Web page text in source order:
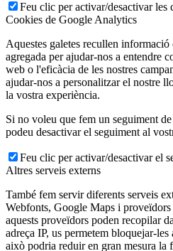
Feu clic per activar/desactivar les
Cookies de Google Analytics
Aquestes galetes recullen
agregada per ajudar-nos a entendre
web o l'eficàcia de les nostres
ajudar-nos a personalitzar el nostre
la vostra experiència.
Si no voleu que fem un seguiment
podeu desactivar el seguiment al
Feu clic per activar/desactivar el
Altres serveis externs
També fem servir diferents serveis
Webfonts, Google Maps i
aquests proveïdors poden recopilar
adreça IP, us permetem bloquejar-
això podria reduir en gran mesura la